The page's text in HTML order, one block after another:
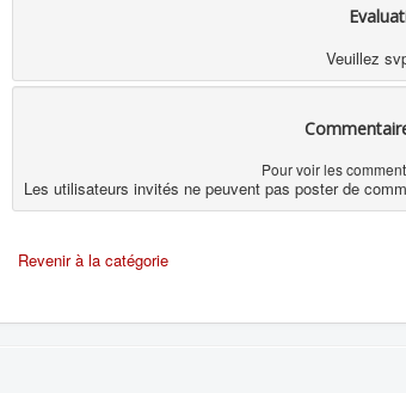
Veuillez
Pour voir les
Les utilisateurs invités ne peuvent pas poster de
Revenir à la catégorie